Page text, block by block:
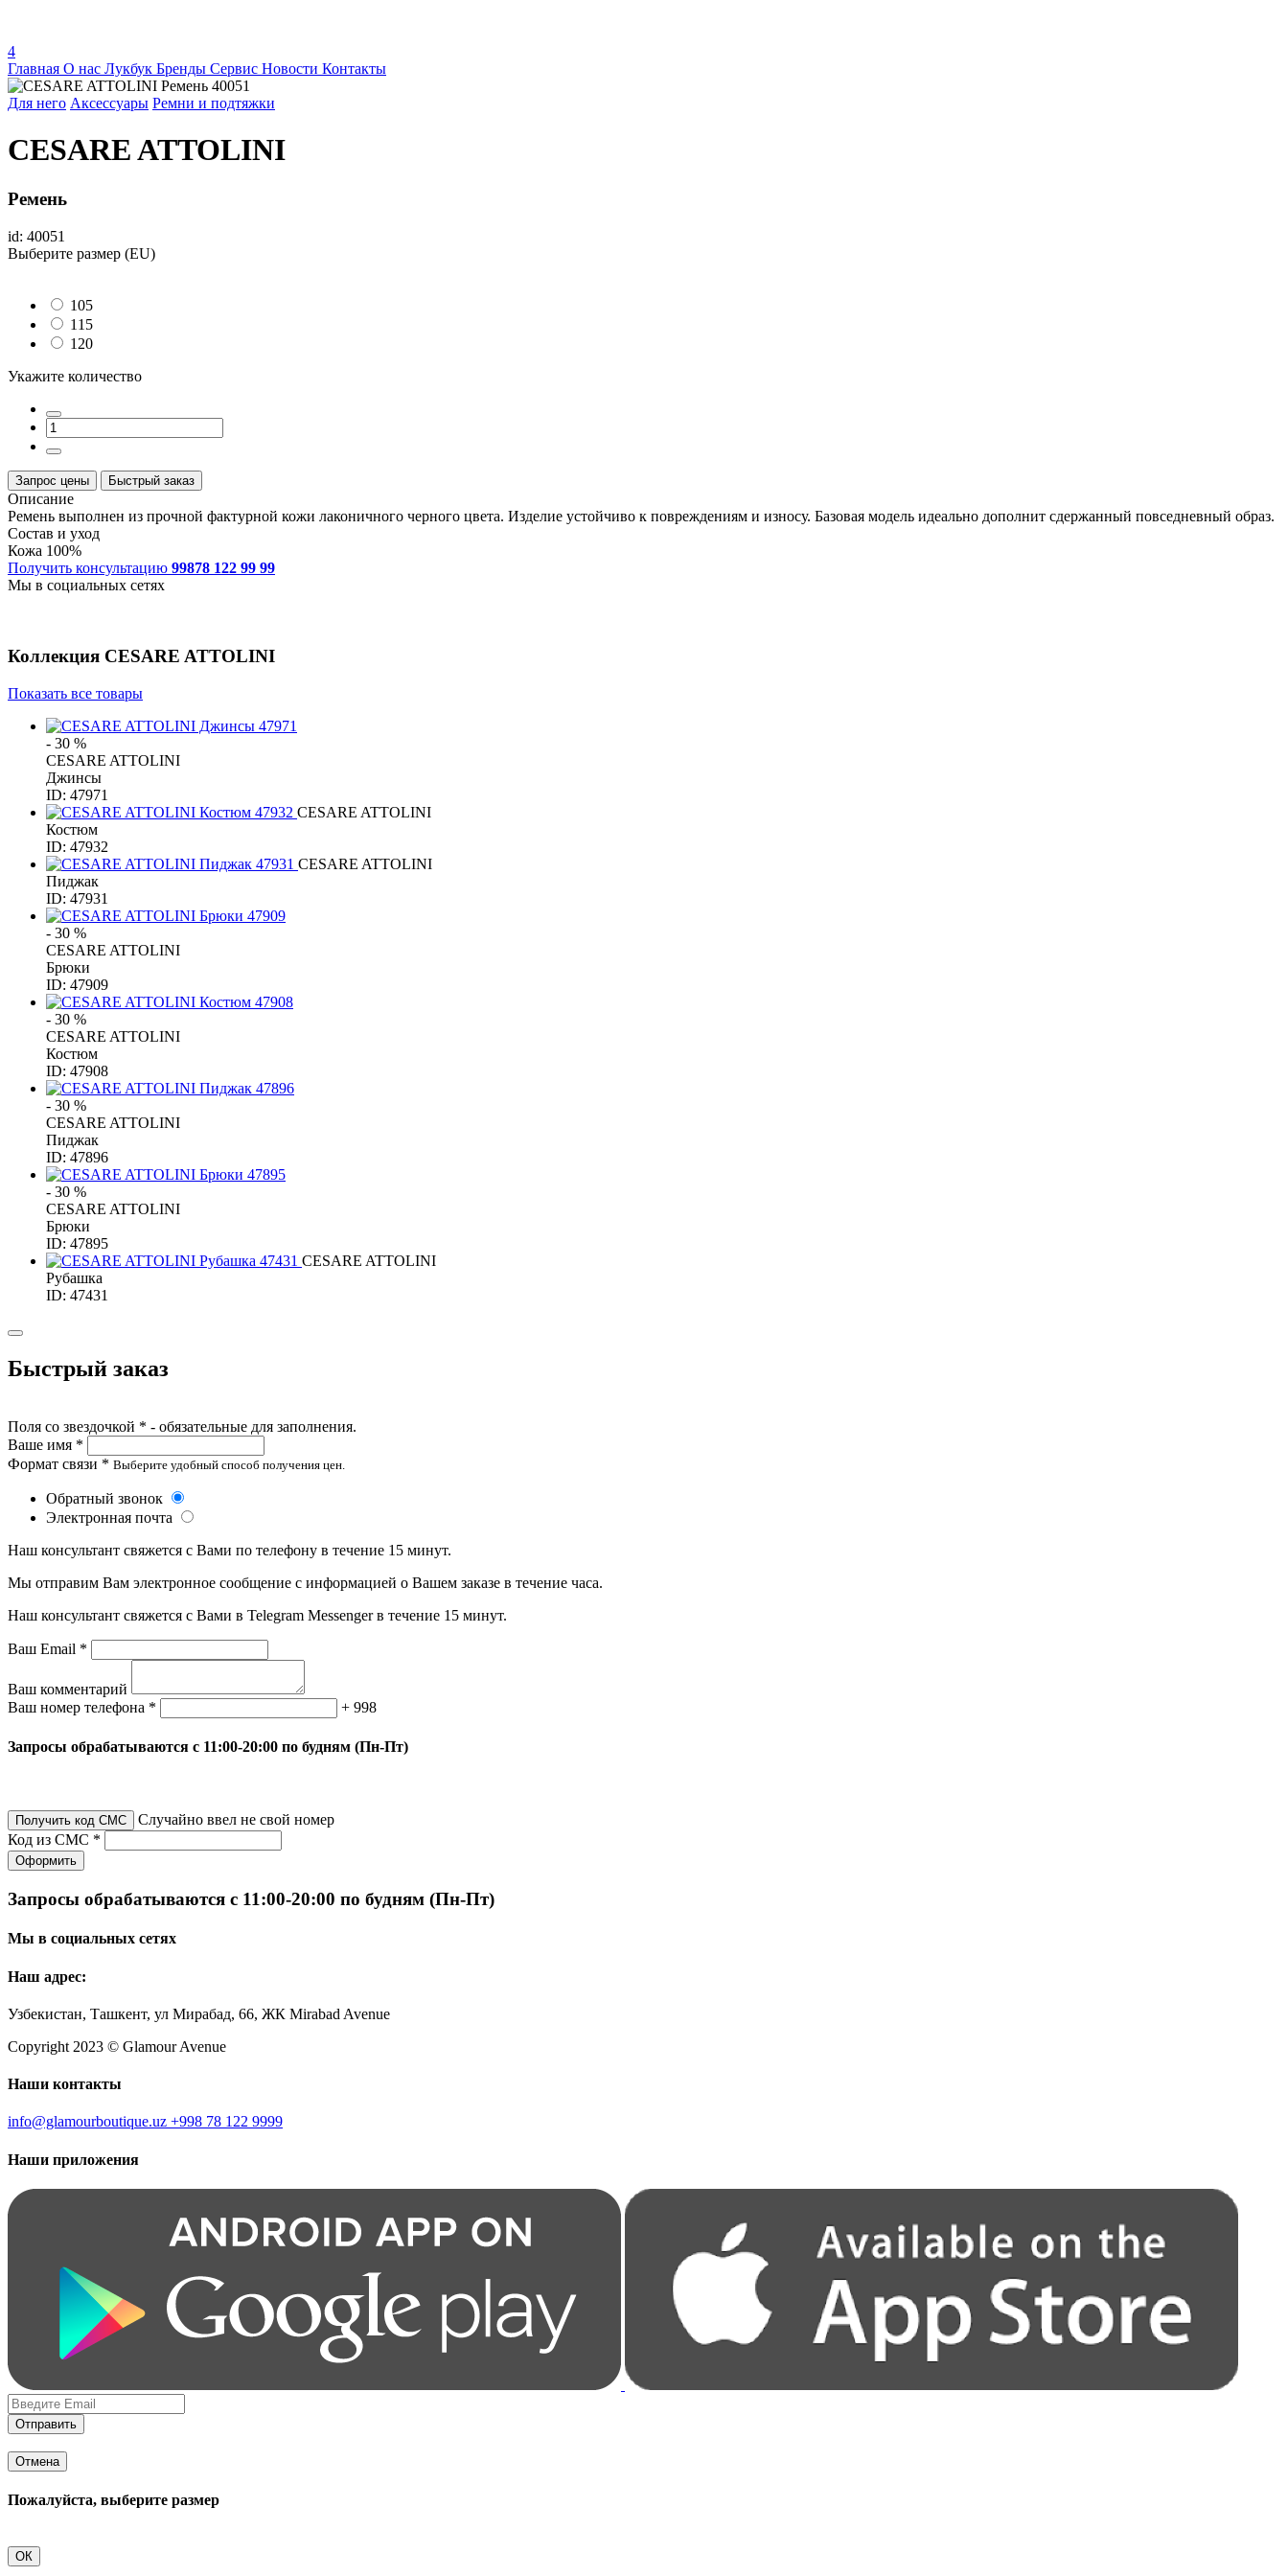
4
Главная О нас Лукбук Бренды Сервис Новости Контакты
Для него Аксессуары Ремни и подтяжки
CESARE ATTOLINI
Ремень
id: 40051
Выберите размер (EU)
105
115
120
Укажите количество
Запрос цены Быстрый заказ
Описание
Ремень выполнен из прочной фактурной кожи лаконичного черного цвета. Изделие устойчиво к повреждениям и износу. Базовая модель идеально дополнит сдержанный повседневный образ.
Состав и уход
Кожа 100%
Получить консультацию 99878 122 99 99
Мы в социальных сетях
Коллекция CESARE ATTOLINI
Показать все товары
- 30 %
CESARE ATTOLINI
Джинсы
ID: 47971
CESARE ATTOLINI
Костюм
ID: 47932
CESARE ATTOLINI
Пиджак
ID: 47931
- 30 %
CESARE ATTOLINI
Брюки
ID: 47909
- 30 %
CESARE ATTOLINI
Костюм
ID: 47908
- 30 %
CESARE ATTOLINI
Пиджак
ID: 47896
- 30 %
CESARE ATTOLINI
Брюки
ID: 47895
CESARE ATTOLINI
Рубашка
ID: 47431
Быстрый заказ
Поля со звездочкой * - обязательные для заполнения.
Ваше имя *
Формат связи * Выберите удобный способ получения цен.
Обратный звонок
Электронная почта
Наш консультант свяжется с Вами по телефону в течение 15 минут.
Мы отправим Вам электронное сообщение с информацией о Вашем заказе в течение часа.
Наш консультант свяжется с Вами в Telegram Messenger в течение 15 минут.
Ваш Email *
Ваш комментарий
Ваш номер телефона *
+ 998
Запросы обрабатываются с 11:00-20:00 по будням (Пн-Пт)
Получить код СМС
Случайно ввел не свой номер
Код из СМС *
Оформить
Запросы обрабатываются с 11:00-20:00 по будням (Пн-Пт)
Мы в социальных сетях
Наш адрес:
Узбекистан, Ташкент, ул Мирабад, 66, ЖК Mirabad Avenue
Copyright 2023 © Glamour Avenue
Наши контакты
info@glamourboutique.uz +998 78 122 9999
Наши приложения
Отправить
Отмена
Пожалуйста, выберите размер
ОК